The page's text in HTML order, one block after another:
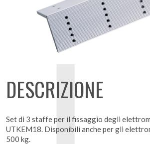
DESCRIZIONE
Set di 3 staffe per il fissaggio degli
UTKEM18. Disponibili anche per gli
500 kg.